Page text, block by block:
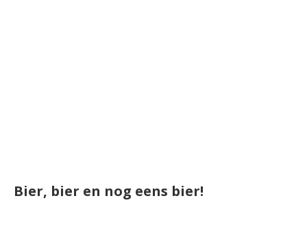
Bier, bier en nog eens bier!